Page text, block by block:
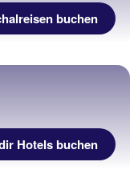
buchen
Hotels buchen